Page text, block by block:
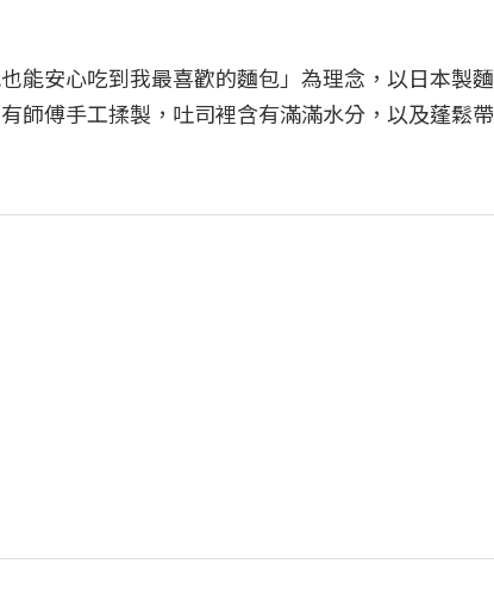
能安心吃到我最喜歡的麵包」為理念，以日本製
師傅手工揉製，吐司裡含有滿滿水分，以及蓬鬆